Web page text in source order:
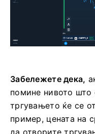
Забележете дека,
помине нивото што
тргувањето ќе се
пример, цената на
да отворите